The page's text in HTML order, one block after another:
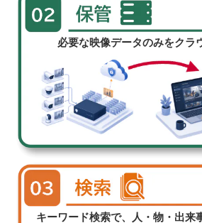
必要な映像データのみをクラ
キーワード検索で、人・物・出来